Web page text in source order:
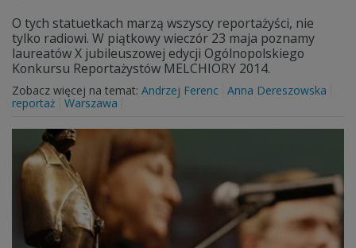
O tych statuetkach marzą wszyscy reportażyści, nie
tylko radiowi. W piątkowy wieczór 23 maja poznamy
laureatów X jubileuszowej edycji Ogólnopolskiego
Konkursu Reportażystów MELCHIORY 2014.
Zobacz więcej na temat: Andrzej Ferenc Anna Dereszowska
reportaż
Warszawa